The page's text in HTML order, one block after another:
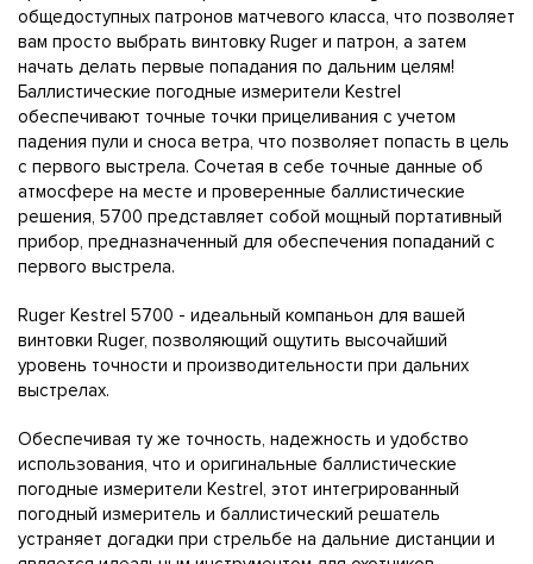
общедоступных патронов матчевого класса, что позволяет
вам просто выбрать винтовку Ruger и патрон, а затем
начать делать первые попадания по дальним целям!
Баллистические погодные измерители Kestrel
обеспечивают точные точки прицеливания с учетом
падения пули и сноса ветра, что позволяет попасть в цель
с первого выстрела. Сочетая в себе точные данные об
атмосфере на месте и проверенные баллистические
решения, 5700 представляет собой мощный портативный
прибор, предназначенный для обеспечения попаданий с
первого выстрела.
Ruger Kestrel 5700 - идеальный компаньон для вашей
винтовки Ruger, позволяющий ощутить высочайший
уровень точности и производительности при дальних
выстрелах.
Обеспечивая ту же точность, надежность и удобство
использования, что и оригинальные баллистические
погодные измерители Kestrel, этот интегрированный
погодный измеритель и баллистический решатель
устраняет догадки при стрельбе на дальние дистанции и